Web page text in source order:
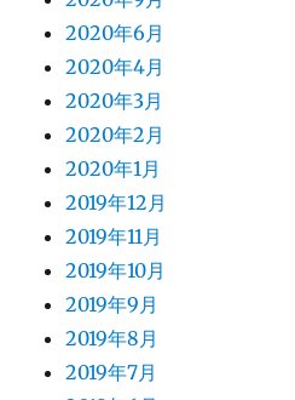
2020年6月
2020年4月
2020年3月
2020年2月
2020年1月
2019年12月
2019年11月
2019年10月
2019年9月
2019年8月
2019年7月